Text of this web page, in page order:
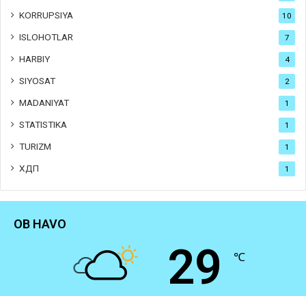
KORRUPSIYA 10
ISLOHOTLAR 7
HARBIY 4
SIYOSAT 2
MADANIYAT 1
STATISTIKA 1
TURIZM 1
ХДП 1
OB HAVO
29 ℃